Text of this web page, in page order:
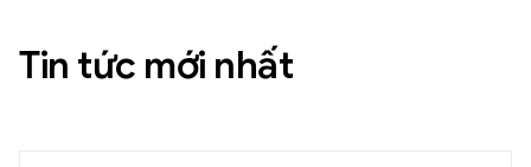
Tin tức mới nhất